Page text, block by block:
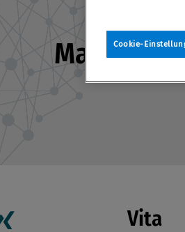
Mag.
Vita
Cookie-